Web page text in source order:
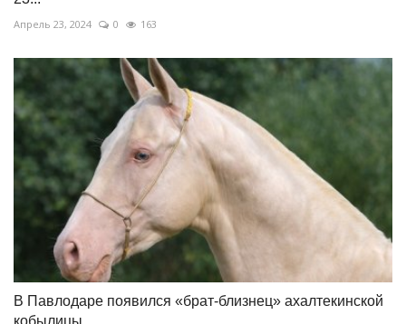
Апрель 23, 2024 0 163
В Павлодаре появился «брат-близнец» ахалтекинской